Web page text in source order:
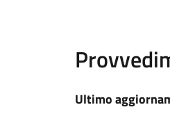
Ultimo